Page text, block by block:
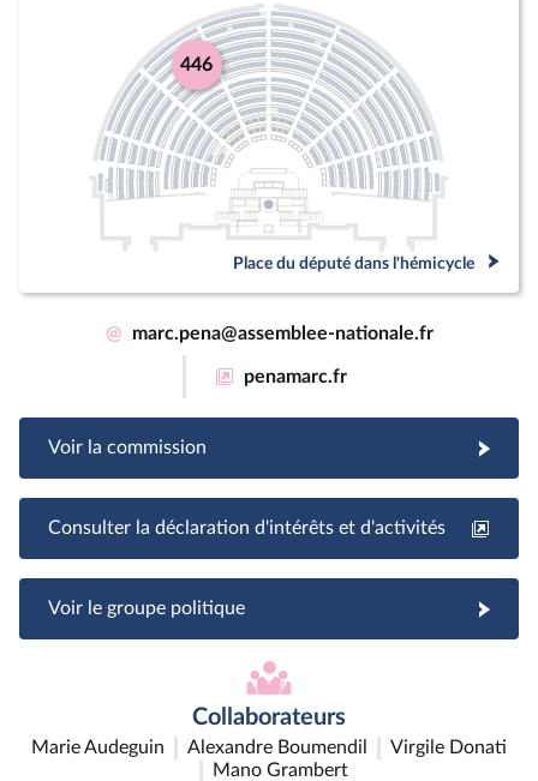
446
Place du député dans l'hémicycle
@ marc.pena@assemblee-nationale.fr
penamarc.fr
Voir la commission
Consulter la déclaration d'intérêts et d'activités
Voir le groupe politique
Collaborateurs
Marie Audeguin Alexandre Boumendil
Virgile Donati
Mano Grambert